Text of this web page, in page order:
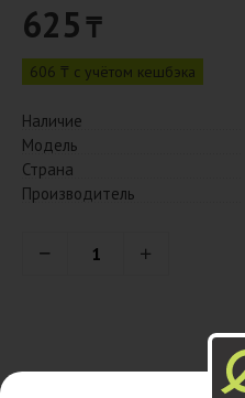
625 ₸
606 ₸ с учётом кешбэка
Наличие
Модель
Страна
Производитель